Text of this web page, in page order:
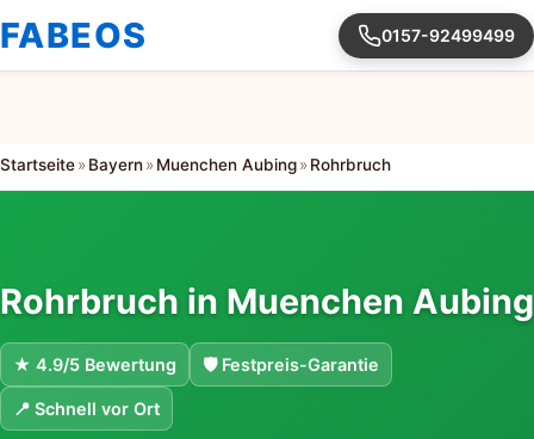
FABEOS 0157-92499499
Startseite» Bayern» Muenchen Aubing» Rohrbruch
Rohrbruch in Muenchen Aubing
★ 4.9/5 Bewertung 🛡 Festpreis-Garantie
📍 Schnell vor Ort